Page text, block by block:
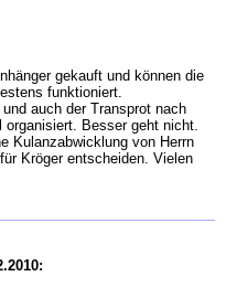
gekauft und können die
funktioniert.
auch der Transprot nach
organisiert. Besser geht nicht.
Kulanzabwicklung von Herrn
Kröger entscheiden. Vielen